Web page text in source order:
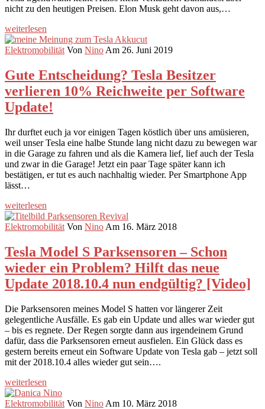
nicht zu den heutigen Preisen. Elon Musk geht davon aus,…
weiterlesen
Elektromobilität Von Nino Am 26. Juni 2019
Gute Entscheidung? Tesla Besitzer
verlieren 10% Reichweite per Software
Update!
Ihr durftet euch ja vor einigen Tagen köstlich über uns amüsieren,
weil unser Tesla eine halbe Stunde lang nicht dazu zu bewegen war
in die Garage zu fahren und als die Kamera lief, lief auch der Tesla
und zwar in die Garage! Jetzt ein paar Tage später kann ich
bestätigen, er tut es auch nachhaltig wieder. Per Smartphone App
lässt…
weiterlesen
Elektromobilität Von Nino Am 16. März 2018
Tesla Model S Parksensoren – Schon
wieder ein Problem? Hilft das neue
Update 2018.10.4 nun endgültig? [Video]
Die Parksensoren meines Model S hatten vor längerer Zeit
gelegentliche Ausfälle. Es gab ein Update und alles war wieder gut
– bis es regnete. Der Regen sorgte dann aus irgendeinem Grund
dafür, dass die Parksensoren erneut ausfielen. Ein Glück dass es
gestern bereits erneut ein Software Update von Tesla gab – jetzt soll
mit der 2018.10.4 alles wieder gut sein….
weiterlesen
Elektromobilität Von Nino Am 10. März 2018